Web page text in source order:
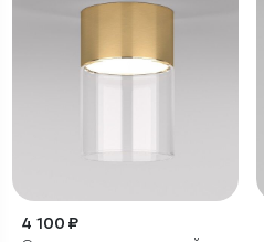
4 100 ₽